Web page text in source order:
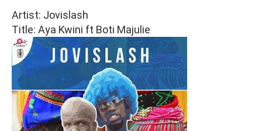
Artist: Jovislash
Title: Aya Kwini ft Boti Majulie